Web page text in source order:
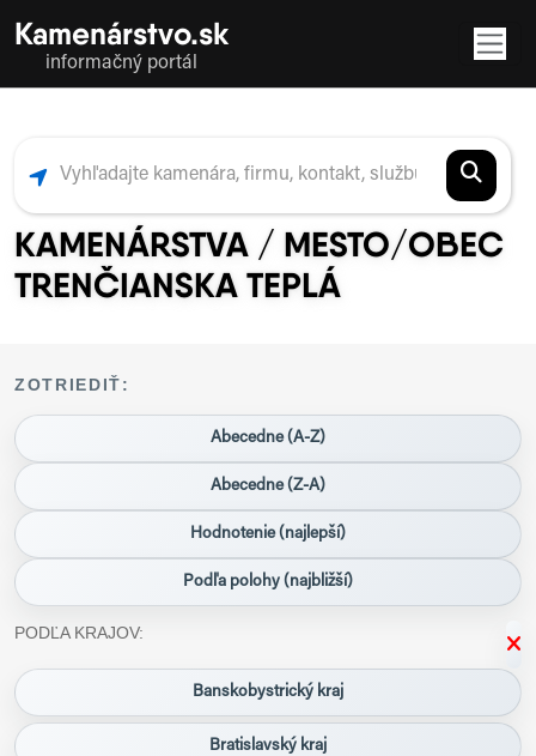
Kamenárstvo.sk
informačný portál
KAMENÁRSTVA / MESTO/OBEC
TRENČIANSKA TEPLÁ
ZOTRIEDIŤ:
Abecedne (A-Z)
Abecedne (Z-A)
Hodnotenie (najlepší)
Podľa polohy (najbližší)
PODĽA KRAJOV:
Banskobystrický kraj
Bratislavský kraj